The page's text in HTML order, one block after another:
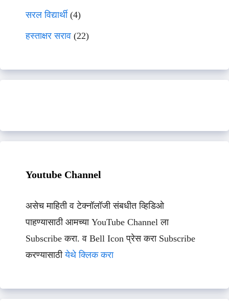
सरल विद्यार्थी(4)
हस्ताक्षर सराव (22)
Youtube Channel
असेच माहिती व टेक्नॉलॉजी संबधीत व्हिडिओ
पाहण्यासाठी आमच्या YouTube Channel ला
Subscribe करा. व Bell Icon प्रेस करा Subscribe
करण्यासाठीयेथे क्लिक करा